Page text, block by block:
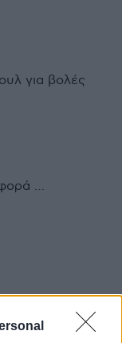
για βολές
φορά …